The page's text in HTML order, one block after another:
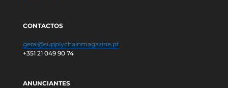
CONTACTOS
geral@supplychainmagazine.pt
+351 21 049 90 74
ANUNCIANTES